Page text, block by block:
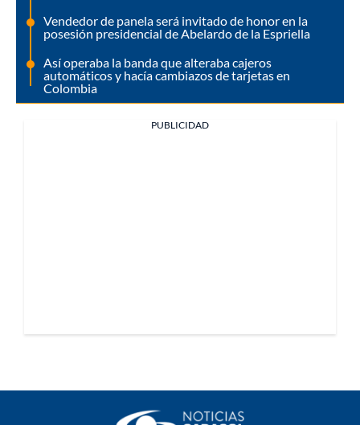
Vendedor de panela será invitado de honor en la
posesión presidencial de Abelardo de la Espriella
Así operaba la banda que alteraba cajeros
automáticos y hacía cambiazos de tarjetas en
Colombia
PUBLICIDAD